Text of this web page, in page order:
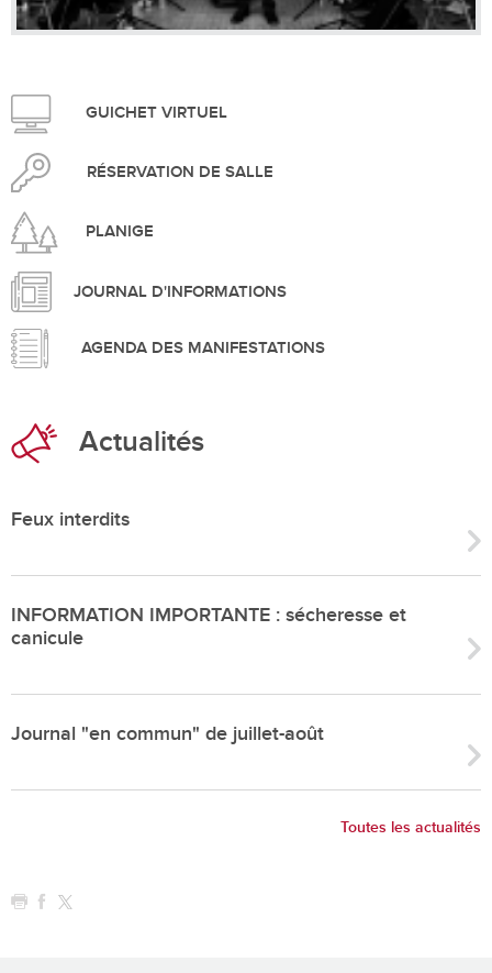
GUICHET VIRTUEL
RÉSERVATION DE SALLE
PLANIGE
JOURNAL D'INFORMATIONS
AGENDA DES MANIFESTATIONS
Actualités
Feux interdits
INFORMATION IMPORTANTE : sécheresse et
canicule
Journal "en commun" de juillet-août
Toutes les actualités